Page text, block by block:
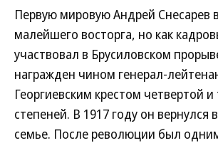
Первую мировую Андрей Снесарев
малейшего восторга, но как
участвовал в Брусиловском
награжден чином генерал-
Георгиевским крестом четвертой и
степеней. В 1917 году он вернулся
семье. После революции был